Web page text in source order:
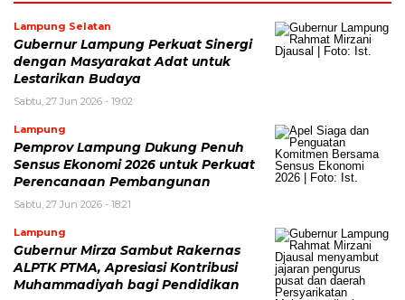
Lampung Selatan
Gubernur Lampung Perkuat Sinergi
dengan Masyarakat Adat untuk
Lestarikan Budaya
Sabtu, 27 Jun 2026 - 19:02
Lampung
Pemprov Lampung Dukung Penuh
Sensus Ekonomi 2026 untuk Perkuat
Perencanaan Pembangunan
Sabtu, 27 Jun 2026 - 18:21
Lampung
Gubernur Mirza Sambut Rakernas
ALPTK PTMA, Apresiasi Kontribusi
Muhammadiyah bagi Pendidikan